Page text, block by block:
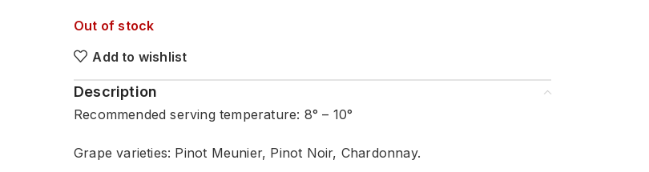
Out of stock
Add to wishlist
Description
Recommended serving temperature: 8° – 10°
Grape varieties: Pinot Meunier, Pinot Noir, Chardonnay.